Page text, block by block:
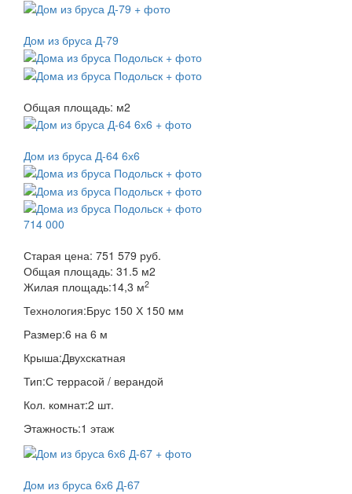
Дом из бруса Д-79
Общая площадь: м2
Дом из бруса Д-64 6х6
714 000
Старая цена: 751 579 руб.
Общая площадь: 31.5 м2
Жилая площадь:14,3 м2
Технология:Брус 150 Х 150 мм
Размер:6 на 6 м
Крыша:Двухскатная
Тип:С террасой / верандой
Кол. комнат:2 шт.
Этажность:1 этаж
Дом из бруса 6х6 Д-67